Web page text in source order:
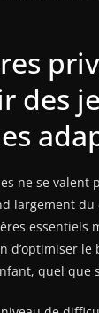
des
ne se valent
largement du
essentiels
d’optimiser le
quel que